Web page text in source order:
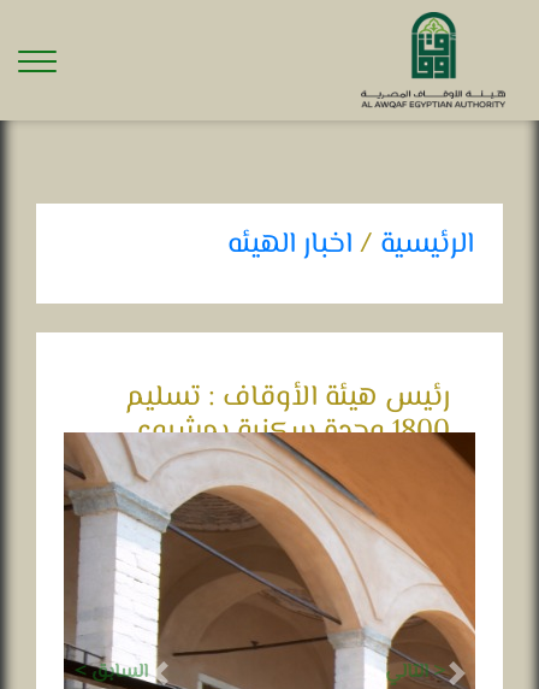
الرئيسية /اخبار الهيئه
رئيس هيئة الأوقاف : تسليم
1800 وحدة سكنية بمشروع
العاشر من رمضان
السابق > < التالي